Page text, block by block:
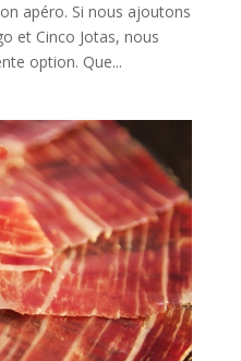
apéro. Si nous ajoutons
et Cinco Jotas, nous
option. Que...